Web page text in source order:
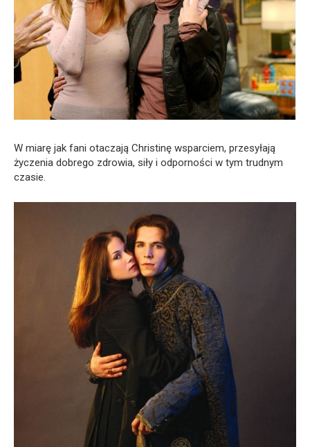
W miarę jak fani otaczają Christinę wsparciem, przesyłają
życzenia dobrego zdrowia, siły i odporności w tym trudnym
czasie.